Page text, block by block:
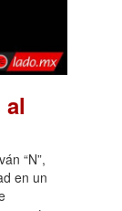
“N”,
en un